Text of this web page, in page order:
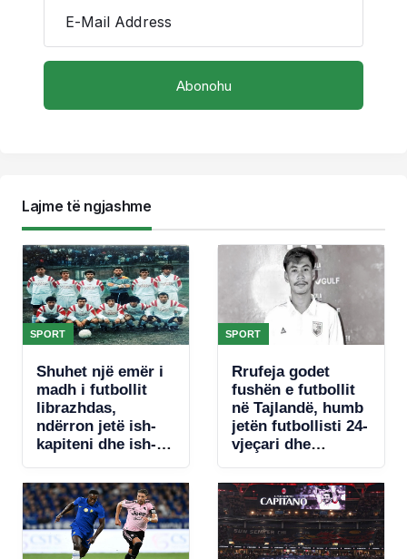
E-Mail Address
Lajme të ngjashme
SPORT
Shuhet një emër i
madh i futbollit
librazhdas,
ndërron jetë ish-
kapiteni dhe ish-
Besnik Çota
SPORT
Rrufeja godet
fushën e futbollit
në Tajlandë, humb
jetën futbollisti 24-
vjeçari dhe